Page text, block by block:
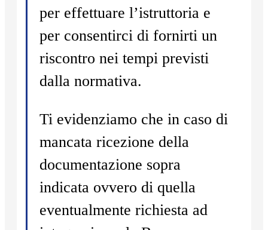
per effettuare l’istruttoria e
per consentirci di fornirti un
riscontro nei tempi previsti
dalla normativa.
Ti evidenziamo che in caso di
mancata ricezione della
documentazione sopra
indicata ovvero di quella
eventualmente richiesta ad